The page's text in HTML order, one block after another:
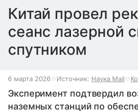
Китай провел
сеанс лазерной
спутником
6 марта 2026 Источник: Наука Mail
Эксперимент подтвердил
наземных станций по